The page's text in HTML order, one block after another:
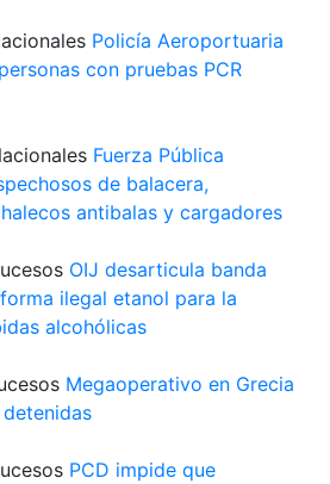
Policía Aeroportuaria
con pruebas PCR
Fuerza Pública
de balacera,
antibalas y cargadores
OIJ desarticula banda
ilegal etanol para la
alcohólicas
Megaoperativo en Grecia
PCD impide que